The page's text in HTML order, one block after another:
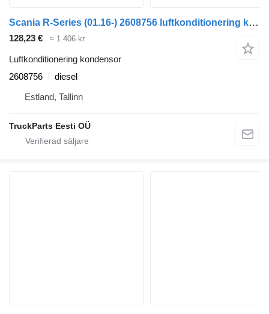
Scania R-Series (01.16-) 2608756 luftkonditionering kondensor till Scania L,P,G,R,S-series (2016-) dragbil
128,23 € ≈ 1 406 kr
Luftkonditionering kondensor
2608756
diesel
Estland, Tallinn
TruckParts Eesti OÜ